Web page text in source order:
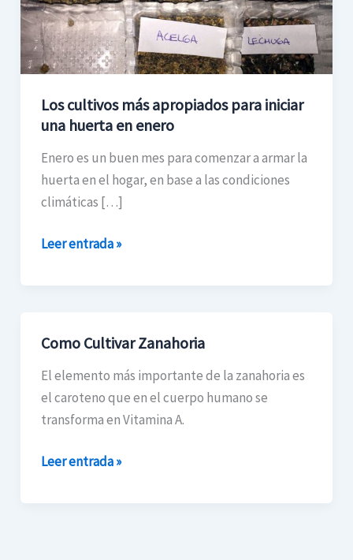
Los cultivos más apropiados para iniciar
una huerta en enero
Enero es un buen mes para comenzar a armar la
huerta en el hogar, en base a las condiciones
climáticas […]
apropiados
para
iniciar
una
huerta
en
Leer entrada »
Como Cultivar Zanahoria
El elemento más importante de la zanahoria es
el caroteno que en el cuerpo humano se
transforma en Vitamina A.
Como
Leer entrada »